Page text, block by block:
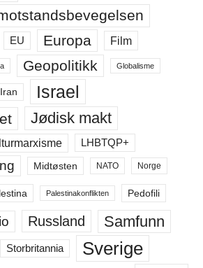
EU Europa Film
Geopolitikk Globalisme
Iran Israel
Jødisk makt
LHBTQP+
Midtøsten NATO Norge
Palestinakonflikten Pedofili
Russland Samfunn
Storbritannia Sverige